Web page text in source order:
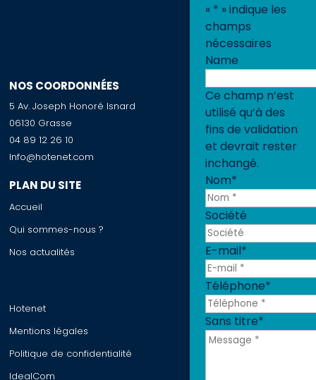
NOS COORDONNÉES
5 Av. Joseph Honoré Isnard
06130 Grasse
04 89 12 26 10
Info@hotenet.com
PLAN DU SITE
Accueil
Qui sommes-nous ?
Nos actualités
Hotenet
Mentions légales
Politique de confidentialité
IdealCom
« * » indique les
champs
nécessaires
Name
Ce champ n’est
utilisé qu’à des
fins de validation
et devrait rester
inchangé.
Nom*
Société
E-mail*
Téléphone*
Sans titre*